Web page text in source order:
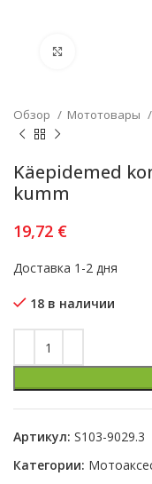
Обзор Мототовары
Käepidemed
kumm
19,72 €
Доставка 1-2 дня
18 в наличии
Артикул: S103-9029.3
Категории: